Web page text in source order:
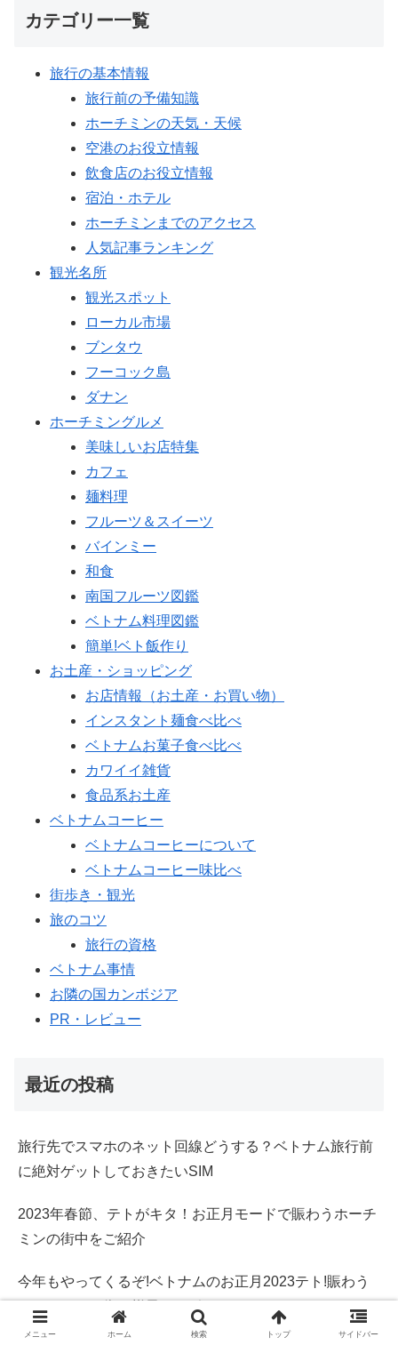
カテゴリー一覧
旅行の基本情報
旅行前の予備知識
ホーチミンの天気・天候
空港のお役立情報
飲食店のお役立情報
宿泊・ホテル
ホーチミンまでのアクセス
人気記事ランキング
観光名所
観光スポット
ローカル市場
ブンタウ
フーコック島
ダナン
ホーチミングルメ
美味しいお店特集
カフェ
麺料理
フルーツ＆スイーツ
バインミー
和食
南国フルーツ図鑑
ベトナム料理図鑑
簡単!ベト飯作り
お土産・ショッピング
お店情報（お土産・お買い物）
インスタント麺食べ比べ
ベトナムお菓子食べ比べ
カワイイ雑貨
食品系お土産
ベトナムコーヒー
ベトナムコーヒーについて
ベトナムコーヒー味比べ
街歩き・観光
旅のコツ
旅行の資格
ベトナム事情
お隣の国カンボジア
PR・レビュー
最近の投稿
旅行先でスマホのネット回線どうする？ベトナム旅行前
に絶対ゲットしておきたいSIM
2023年春節、テトがキタ！お正月モードで賑わうホーチ
ミンの街中をご紹介
今年もやってくるぞ!ベトナムのお正月2023テト!賑わう
ホーチミンの街の様子をレポ
メニュー ホーム 検索 トップ サイドバー